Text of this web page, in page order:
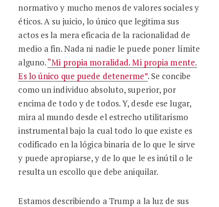
normativo y mucho menos de valores sociales y
éticos. A su juicio, lo único que legitima sus
actos es la mera eficacia de la racionalidad de
medio a fin. Nada ni nadie le puede poner límite
alguno.“Mi propia moralidad. Mi propia mente.
Es lo único que puede detenerme”. Se concibe
como un individuo absoluto, superior, por
encima de todo y de todos. Y, desde ese lugar,
mira al mundo desde el estrecho utilitarismo
instrumental bajo la cual todo lo que existe es
codificado en la lógica binaria de lo que le sirve
y puede apropiarse, y de lo que le es inútil o le
resulta un escollo que debe aniquilar.
Estamos describiendo a Trump a la luz de sus